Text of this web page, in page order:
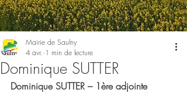
Dominique SUTTER
Mairie de Saulny
4 avr. 1 min de lecture
Dominique SUTTER – 1ère adjointe